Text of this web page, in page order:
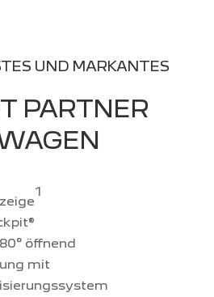
UND MARKANTES
PARTNER
1
öffnend
mit